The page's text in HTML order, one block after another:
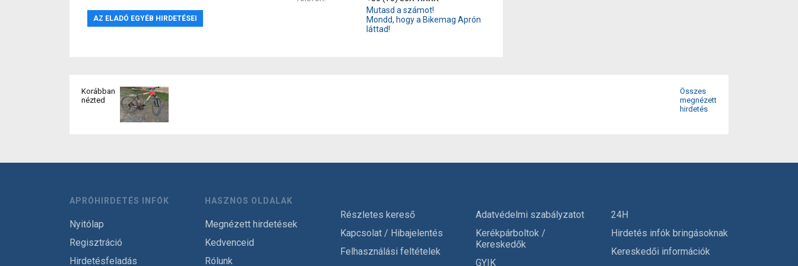
AZ ELADÓ EGYÉB HIRDETÉSEI
Mutasd a számot!
Mondd, hogy a Bikemag Aprón
láttad!
Korábban
nézted
Összes
megnézett
hirdetés
APRÓHIRDETÉS INFÓK
Nyitólap
Regisztráció
Hirdetésfeladás
HASZNOS OLDALAK
Megnézett hirdetések
Kedvenceid
Rólunk
Részletes kereső
Kapcsolat / Hibajelentés
Felhasználási feltételek
Adatvédelmi szabályzatot
Kerékpárboltok /
Kereskedők
GYIK
24H
Hirdetés infók bringásoknak
Kereskedői információk